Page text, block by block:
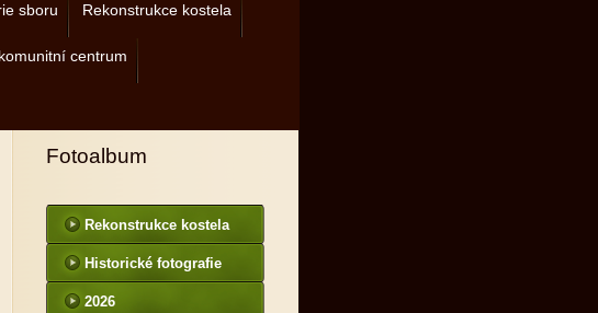
sboru Rekonstrukce kostela
centrum
Fotoalbum
Rekonstrukce kostela
Historické fotografie
2026